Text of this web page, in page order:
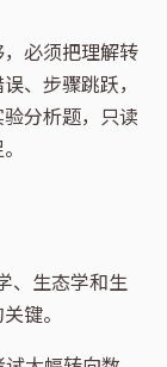
必须把理解转
、步骤跳跃，
分析题，只读
、生态学和生
键。